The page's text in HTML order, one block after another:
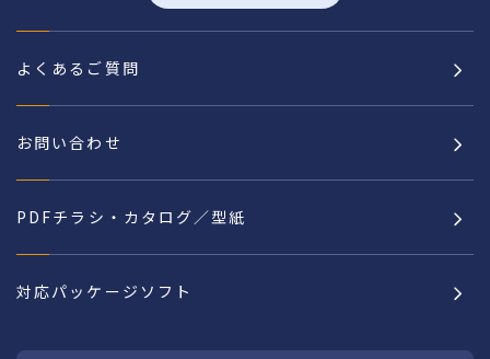
よくあるご質問
お問い合わせ
PDFチラシ・カタログ／型紙
対応パッケージソフト